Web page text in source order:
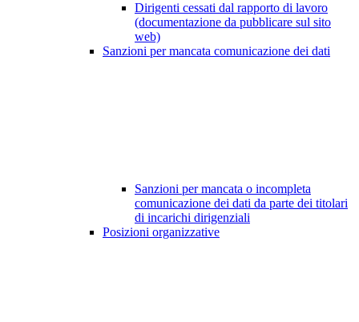
Dirigenti cessati dal rapporto di lavoro
(documentazione da pubblicare sul sito
web)
Sanzioni per mancata comunicazione dei dati
Sanzioni per mancata o incompleta
comunicazione dei dati da parte dei titolari
di incarichi dirigenziali
Posizioni organizzative